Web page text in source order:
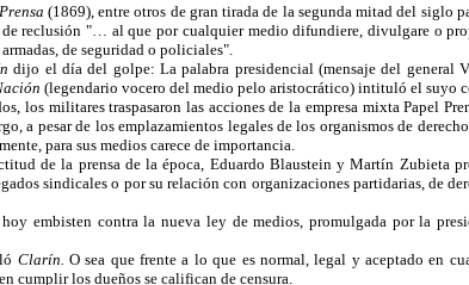
(1869), entre otros de gran tirada de la segunda mitad del siglo
reclusión "… al que por cualquier medio difundiere, divulgare o
de seguridad o policiales".
dijo el día del golpe: La palabra presidencial (mensaje del general
(legendario vocero del medio pelo aristocrático) intituló el suyo
los militares traspasaron las acciones de la empresa mixta Papel
a pesar de los emplazamientos legales de los organismos de
para sus medios carece de importancia.
de la prensa de la época, Eduardo Blaustein y Martín Zubieta
sindicales o por su relación con organizaciones partidarias, de
embisten contra la nueva ley de medios, promulgada por la
Clarín. O sea que frente a lo que es normal, legal y aceptado en
cumplir los dueños se califican de censura.